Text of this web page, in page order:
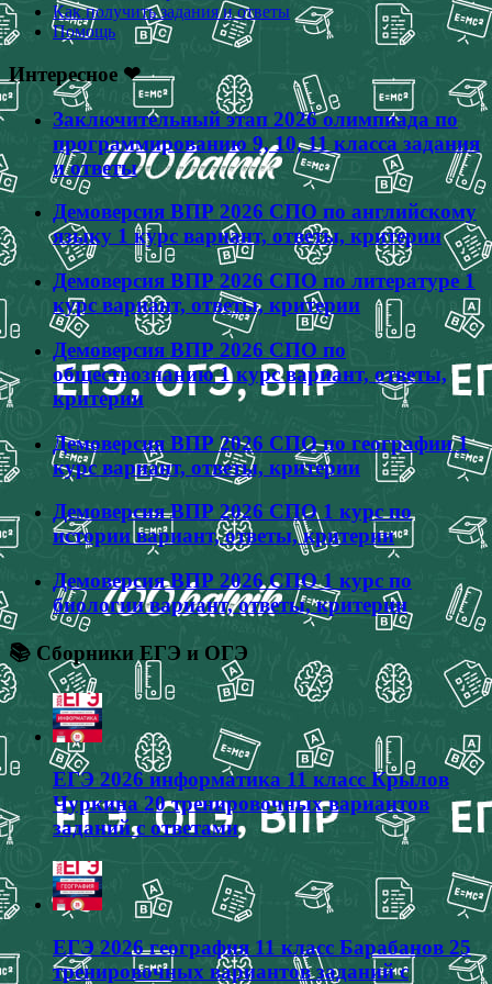
Как получить задания и ответы
Помощь
Интересное ❤
Заключительный этап 2026 олимпиада по
программированию 9, 10, 11 класса задания
и ответы
Демоверсия ВПР 2026 СПО по английскому
языку 1 курс вариант, ответы, критерии
Демоверсия ВПР 2026 СПО по литературе 1
курс вариант, ответы, критерии
Демоверсия ВПР 2026 СПО по
обществознанию 1 курс вариант, ответы,
критерии
Демоверсия ВПР 2026 СПО по географии 1
курс вариант, ответы, критерии
Демоверсия ВПР 2026 СПО 1 курс по
истории вариант, ответы, критерии
Демоверсия ВПР 2026 СПО 1 курс по
биологии вариант, ответы, критерии
📚 Сборники ЕГЭ и ОГЭ
ЕГЭ 2026 информатика 11 класс Крылов
Чуркина 20 тренировочных вариантов
заданий с ответами
ЕГЭ 2026 география 11 класс Барабанов 25
тренировочных вариантов заданий с